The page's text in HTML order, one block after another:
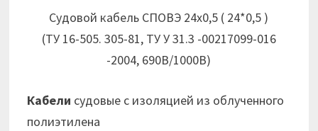
Судовой кабель СПОВЭ 24х0,5 ( 24*0,5 )
(ТУ 16-505. 305-81, ТУ У 31.3 -00217099-016
-2004, 690В/1000В)
Кабели судовые с изоляцией из облученного
полиэтилена